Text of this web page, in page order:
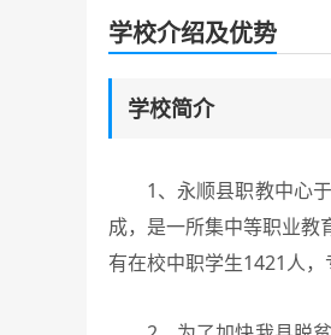
学校介绍及优势
学校简介
1、永顺县职教中心于
成，是一所集中等职业教
有在校中职学生1421人